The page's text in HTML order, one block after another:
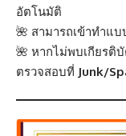
อัตโนมัติ
🌺 สามารถเข้าทำแ
🌺 หากไม่พบเกียรติ
ตรวจสอบที่ Junk/